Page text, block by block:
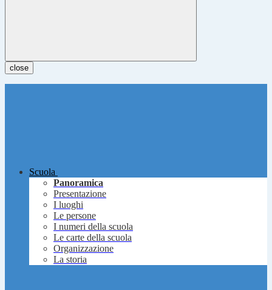
close
Scuola
Panoramica
Presentazione
I luoghi
Le persone
I numeri della scuola
Le carte della scuola
Organizzazione
La storia